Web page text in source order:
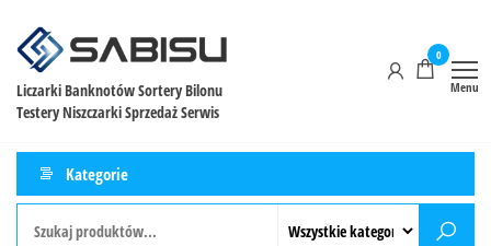
Liczarki Banknotów Sortery Bilonu
Testery Niszczarki Sprzedaż Serwis
0
Menu
Kategorie